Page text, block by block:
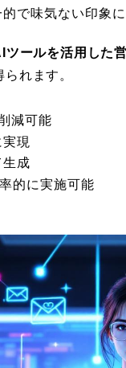
で味気ない印象
ツールを活用した
れます。
減可能
現
成
的に実施可能